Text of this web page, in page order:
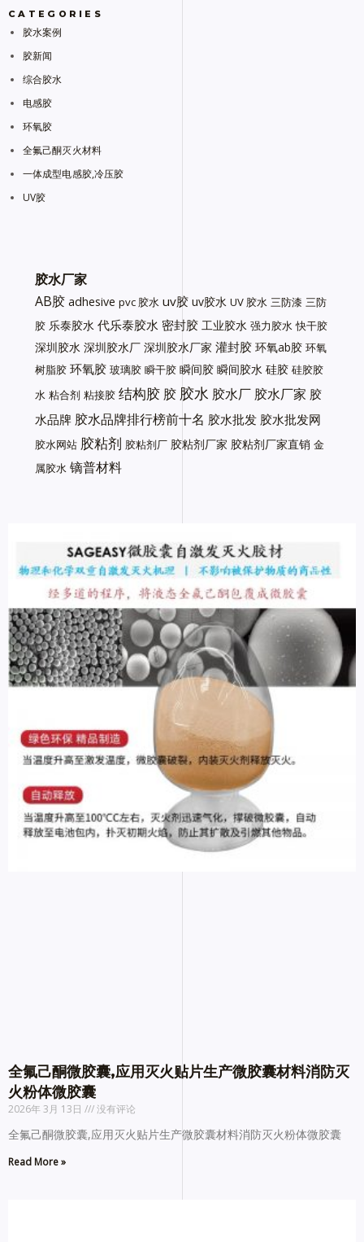
CATEGORIES
胶水案例
胶新闻
综合胶水
电感胶
环氧胶
全氟己酮灭火材料
一体成型电感胶,冷压胶
UV胶
胶水厂家
AB胶 adhesive pvc 胶水 uv胶 uv胶水 UV 胶水 三防漆 三防
胶 乐泰胶水 代乐泰胶水 密封胶 工业胶水 强力胶水 快干胶
深圳胶水 深圳胶水厂 深圳胶水厂家 灌封胶 环氧ab胶 环氧
树脂胶 环氧胶 玻璃胶 瞬干胶 瞬间胶 瞬间胶水 硅胶 硅胶胶
水 粘合剂 粘接胶 结构胶 胶 胶水 胶水厂 胶水厂家 胶
水品牌 胶水品牌排行榜前十名 胶水批发 胶水批发网
胶水网站 胶粘剂 胶粘剂厂 胶粘剂厂家 胶粘剂厂家直销 金
属胶水 镝普材料
全氟己酮微胶囊,应用灭火贴片生产微胶囊材料消防灭
火粉体微胶囊
2026年 3月 13日 没有评论
全氟己酮微胶囊,应用灭火贴片生产微胶囊材料消防灭火粉体微胶囊
Read More »